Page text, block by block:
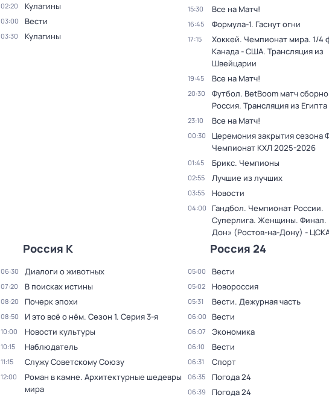
02:20 Кулагины
03:00 Вести
03:30 Кулагины
15:30 Все на Матч!
16:45 Формула-1. Гаснут огни
17:15
Хоккей. Чемпионат мира. 1/4
Канада - США. Трансляция из
Швейцарии
19:45 Все на Матч!
20:30
Футбол. BetBoom матч
Россия. Трансляция из Египта
23:10 Все на Матч!
00:30
Церемония закрытия сезона
Чемпионат КХЛ 2025-2026
01:45 Брикс. Чемпионы
02:55 Лучшие из лучших
03:55 Новости
04:00
Гандбол. Чемпионат России.
Суперлига. Женщины. Финал.
Дон» (Ростов-на-Дону) -
Россия К
06:30 Диалоги о животных
07:20 В поисках истины
08:20 Почерк эпохи
08:50 И это всё о нём. Сезон 1. Серия 3-я
10:00 Новости культуры
10:15 Наблюдатель
11:15 Служу Советскому Союзу
12:00
Роман в камне. Архитектурные шедевры
мира
Россия 24
05:00 Вести
05:02 Новороссия
05:31 Вести. Дежурная часть
06:00 Вести
06:07 Экономика
06:10 Вести
06:31 Спорт
06:35 Погода 24
06:39 Погода 24